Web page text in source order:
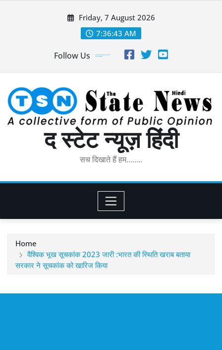
Friday, 7 August 2026
7:36:44 AM
Follow Us
द स्टेट न्यूज़ हिंदी
सच दिखाते हैं हम……..
Home
वैश्विक भूख सूचकांक 2023 जारी :भारत की स्थिति खराब बताया
सरकार ने सूचकांक को खारिज किया